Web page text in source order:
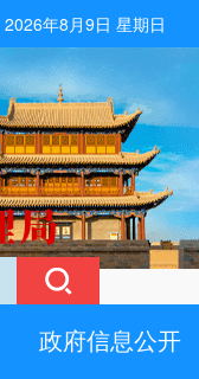
2026年8月9日 星期日
政府信息公开